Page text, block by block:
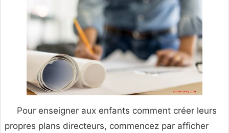
Pour enseigner aux enfants comment créer leurs
propres plans directeurs, commencez par afficher